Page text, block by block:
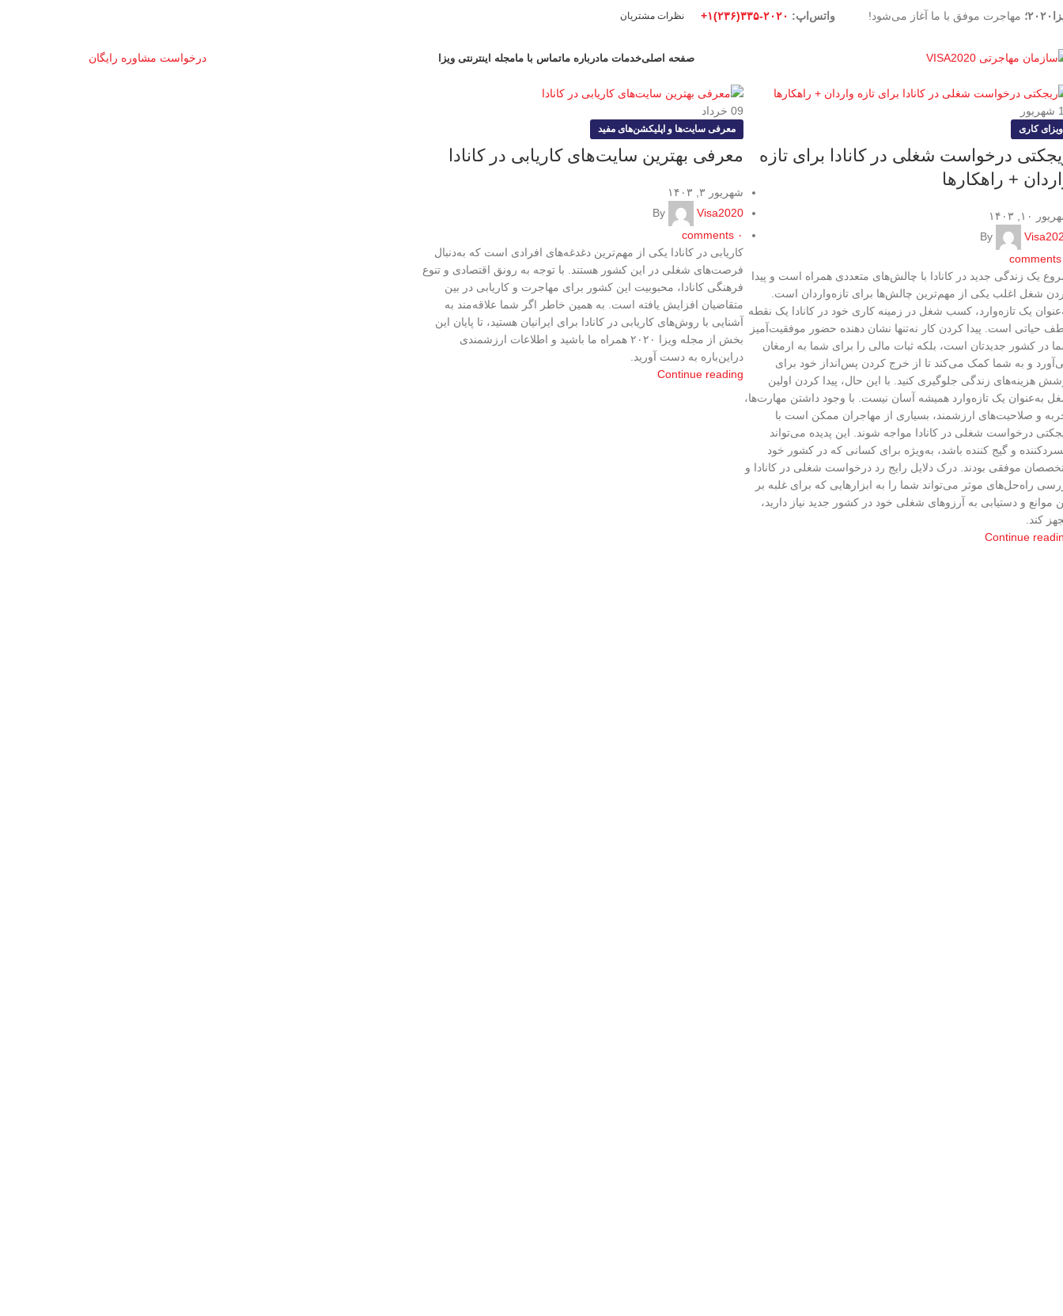
مهاجرت موفق با ما آغاز می‌شود! واتس‌اپ: ۲۰۲۰-۳۳۵(۲۳۶)۱+ نظرات مشتریان
صفحه اصلیخدمات مادرباره ماتماس با مامجله اینترنتی ویزا درخواست مشاوره رایگان
شهریور
ویزای کاری
درخواست شغلی در کانادا برای تازه
+ راهکارها
۱۰, ۱۴۰۳
By
comments
یک زندگی جدید در کانادا با چالش‌های متعددی همراه است و پیدا
شغل اغلب یکی از مهم‌ترین چالش‌ها برای تازه‌واردان است.
یک تازه‌وارد، کسب شغل در زمینه کاری خود در کانادا یک نقطه
حیاتی است. پیدا کردن کار نه‌تنها نشان دهنده حضور موفقیت‌آمیز
در کشور جدیدتان است، بلکه ثبات مالی را برای شما به ارمغان
و به شما کمک می‌کند تا از خرج کردن پس‌انداز خود برای
هزینه‌های زندگی جلوگیری کنید. با این حال، پیدا کردن اولین
به‌عنوان یک تازه‌وارد همیشه آسان نیست. با وجود داشتن مهارت‌ها،
و صلاحیت‌های ارزشمند، بسیاری از مهاجران ممکن است با
درخواست شغلی در کانادا مواجه ‌شوند. این پدیده می‌تواند
و گیج کننده باشد، به‌ویژه برای کسانی که در کشور خود
موفقی بودند. درک دلایل رایج رد درخواست شغلی در کانادا و
راه‌حل‌های موثر می‌تواند شما را به ابزارهایی که برای غلبه بر
موانع و دستیابی به آرزوهای شغلی خود در کشور جدید نیاز دارید،
کند.
Continue
09 خرداد
معرفی سایت‌ها و اپلیکشن‌های مفید
معرفی بهترین سایت‌های کاریابی در کانادا
شهریور ۳, ۱۴۰۳
By
Visa2020
۰ comments
کاریابی در کانادا یکی از مهم‌ترین دغدغه‌های افرادی است که به‌دنبال
فرصت‌های شغلی در این کشور هستند. با توجه به رونق اقتصادی و تنوع
فرهنگی کانادا، محبوبیت این کشور برای مهاجرت و کاریابی در بین
متقاضیان افزایش یافته است. به همین خاطر اگر شما علاقه‌مند به
آشنایی با روش‌های کاریابی در کانادا برای ایرانیان هستید، تا پایان این
بخش از مجله ویزا ۲۰۲۰ همراه ما باشید و اطلاعات ارزشمندی
دراین‌باره به دست آورید.
Continue reading